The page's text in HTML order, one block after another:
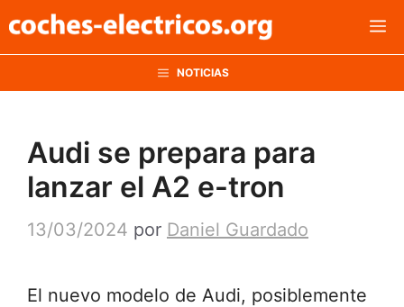
al
NOTICIAS
Audi se prepara para
lanzar el A2 e-tron
13/03/2024 por Daniel Guardado
El nuevo modelo de Audi, posiblemente